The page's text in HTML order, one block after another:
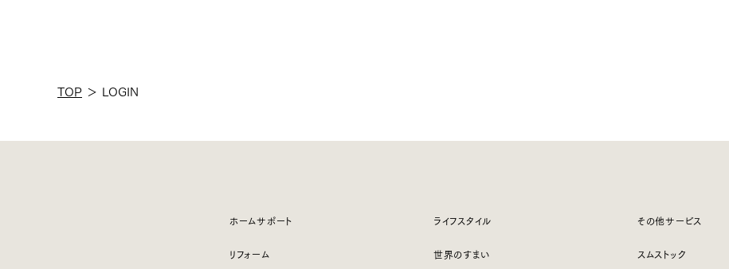
TOP ＞ LOGIN
ホームサポート
リフォーム
ライフスタイル
世界のすまい
その他サービス
スムストック